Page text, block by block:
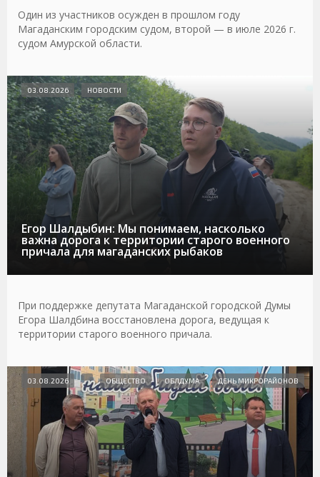
Один из участников осужден в прошлом году
Магаданским городским судом, второй — в июле 2026 г.
судом Амурской области.
Егор Шалдыбин: Мы понимаем, насколько
важна дорога к территории старого военного
причала для магаданских рыбаков
03.08.2026 НОВОСТИ
При поддержке депутата Магаданской городской Думы
Егора Шалдбина восстановлена дорога, ведущая к
территории старого военного причала.
03.08.2026 ОБЩЕСТВО ОБЛДУМА ДЕНЬ МИКРОРАЙОНОВ